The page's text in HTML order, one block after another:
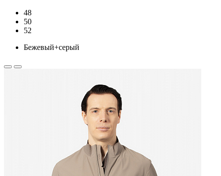
48
50
52
Бежевый+серый